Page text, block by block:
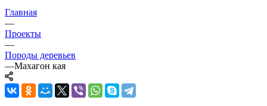
Главная
—
Проекты
—
Породы деревьев
—Махагон кая